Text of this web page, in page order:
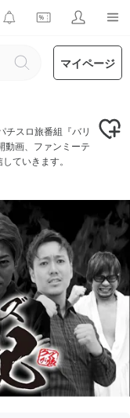
マイページ
チスロ旅番組『バリ
動画、ファンミーテ
ていきます。